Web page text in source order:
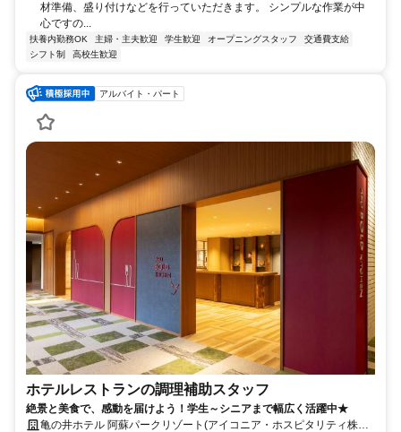
材準備、盛り付けなどを行っていただきます。 シンプルな作業が中
心ですの...
扶養内勤務OK 主婦・主夫歓迎 学生歓迎 オープニングスタッフ
交通費支給
シフト制
高校生歓迎
アルバイト・パート
ホテルレストランの調理補助スタッフ
絶景と美食で、感動を届けよう！学生～シニアまで幅広く活躍中★
亀の井ホテル 阿蘇パークリゾート(アイコニア・ホスピタリティ株式